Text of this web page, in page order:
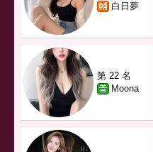
白日夢
第 22 名
Moona